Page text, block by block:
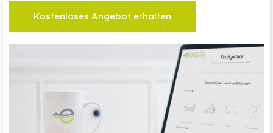
Kostenloses Angebot erhalten